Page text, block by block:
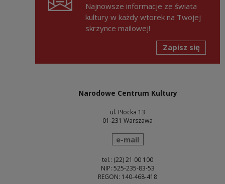
Najnowsze informacje ze świata
kultury w każdy wtorek na Twojej
skrzynce mailowej!
Zapisz się
Narodowe Centrum Kultury
ul. Płocka 13
01-231 Warszawa
wyślij wiadomość
e-mail
tel.: (22) 21 00 100
NIP: 525-235-83-53
REGON: 140-468-418